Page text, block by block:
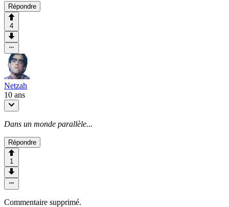
Répondre
4
Netzah
10 ans
Dans un monde parallèle...
Répondre
1
Commentaire supprimé.